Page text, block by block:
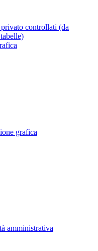
controllati (da
grafica
amministrativa